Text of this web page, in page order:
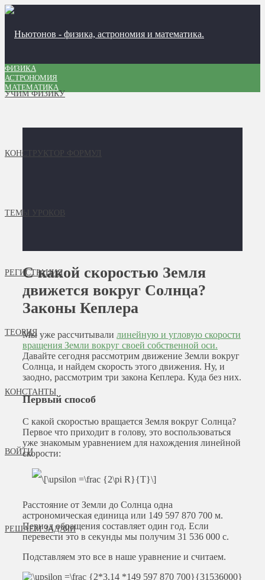
УЧИМ ФИЗИКУ
КОНСТРУКТОР ФОРМУЛ
ТЕМЫ УРОКОВ
РЕГИСТРАЦИЯ
ТЕОРИЯ
КОНСТАНТЫ
ВОЙТИ
РЕШАЕМ ЗАДАЧИ
ФИЗИКА
АСТРОНОМИЯ
МАТЕМАТИКА
С какой скоростью Земля
движется вокруг Солнца?
Законы Кеплера
Мы уже рассчитывали линейную и угловую скорости
вращения Земли вокруг своей собственной оси.
Давайте сегодня рассмотрим движение Земли вокруг
Солнца, и найдем скорость этого движения. Ну, и
заодно, рассмотрим три закона Кеплера. Куда без них.
Первый способ
С какой скоростью вращается Земля вокруг Солнца?
Первое что приходит в голову, это воспользоваться
уже знакомым уравнением для нахождения линейной
скорости:
Расстояние от Земли до Солнца одна
астрономическая единица или 149 597 870 700 м.
Период обращения составляет один год. Если
перевести это в секунды мы получим 31 536 000 с.
Подставляем это все в наше уравнение и считаем.